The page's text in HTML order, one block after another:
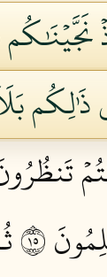
ذَٰلِكُم
تَنظُرُونَ
٥١